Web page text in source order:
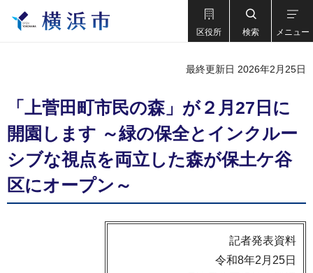
区役所 検索 メニュー
最終更新日 2026年2月25日
「上菅田町市民の森」が２月27日に
開園します ～緑の保全とインクルー
シブな視点を両立した森が保土ケ谷
区にオープン～
記者発表資料
令和8年2月25日